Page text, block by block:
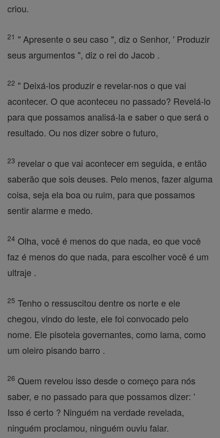
criou.
21 " Apresente o seu caso ", diz o Senhor, ' Produzir
seus argumentos ", diz o rei do Jacob .
22 " Deixá-los produzir e revelar-nos o que vai
acontecer. O que aconteceu no passado? Revelá-lo
para que possamos analisá-la e saber o que será o
resultado. Ou nos dizer sobre o futuro,
23 revelar o que vai acontecer em seguida, e então
saberão que sois deuses. Pelo menos, fazer alguma
coisa, seja ela boa ou ruim, para que possamos
sentir alarme e medo.
24 Olha, você é menos do que nada, eo que você
faz é menos do que nada, para escolher você é um
ultraje .
25 Tenho o ressuscitou dentre os norte e ele
chegou, vindo do leste, ele foi convocado pelo
nome. Ele pisoteia governantes, como lama, como
um oleiro pisando barro .
26 Quem revelou isso desde o começo para nós
saber, e no passado para que possamos dizer: '
Isso é certo ? Ninguém na verdade revelada,
ninguém proclamou, ninguém ouviu falar.